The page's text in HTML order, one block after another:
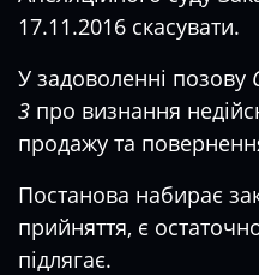
17.11.2016 скасувати.
У задоволенні позову
3 про визнання
продажу та
Постанова набирає
прийняття, є
підлягає.